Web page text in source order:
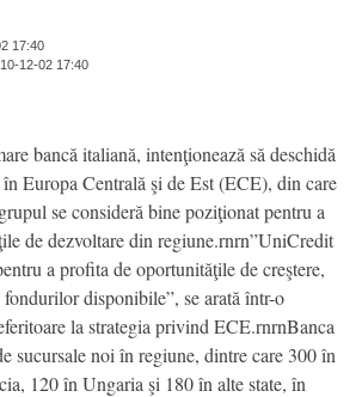
17:40
12-02 17:40
bancă italiană, intenţionează să deschidă
Europa Centrală şi de Est (ECE), din care
se consideră bine poziţionat pentru a
de dezvoltare din regiune.rnrn”UniCredit
a profita de oportunităţile de creştere,
disponibile”, se arată într-o
la strategia privind ECE.rnrnBanca
sucursale noi în regiune, dintre care 300 în
120 în Ungaria şi 180 în alte state, în